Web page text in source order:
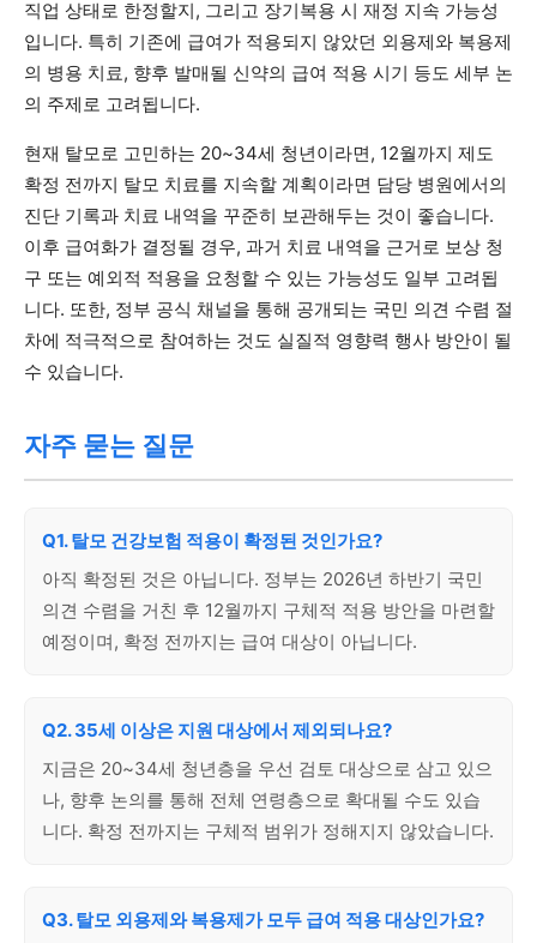
직업 상태로 한정할지, 그리고 장기복용 시 재정 지속 가능성
입니다. 특히 기존에 급여가 적용되지 않았던 외용제와 복용제
의 병용 치료, 향후 발매될 신약의 급여 적용 시기 등도 세부 논
의 주제로 고려됩니다.
현재 탈모로 고민하는 20~34세 청년이라면, 12월까지 제도
확정 전까지 탈모 치료를 지속할 계획이라면 담당 병원에서의
진단 기록과 치료 내역을 꾸준히 보관해두는 것이 좋습니다.
이후 급여화가 결정될 경우, 과거 치료 내역을 근거로 보상 청
구 또는 예외적 적용을 요청할 수 있는 가능성도 일부 고려됩
니다. 또한, 정부 공식 채널을 통해 공개되는 국민 의견 수렴 절
차에 적극적으로 참여하는 것도 실질적 영향력 행사 방안이 될
수 있습니다.
자주 묻는 질문
Q1. 탈모 건강보험 적용이 확정된 것인가요?
아직 확정된 것은 아닙니다. 정부는 2026년 하반기 국민
의견 수렴을 거친 후 12월까지 구체적 적용 방안을 마련할
예정이며, 확정 전까지는 급여 대상이 아닙니다.
Q2. 35세 이상은 지원 대상에서 제외되나요?
지금은 20~34세 청년층을 우선 검토 대상으로 삼고 있으
나, 향후 논의를 통해 전체 연령층으로 확대될 수도 있습
니다. 확정 전까지는 구체적 범위가 정해지지 않았습니다.
Q3. 탈모 외용제와 복용제가 모두 급여 적용 대상인가요?